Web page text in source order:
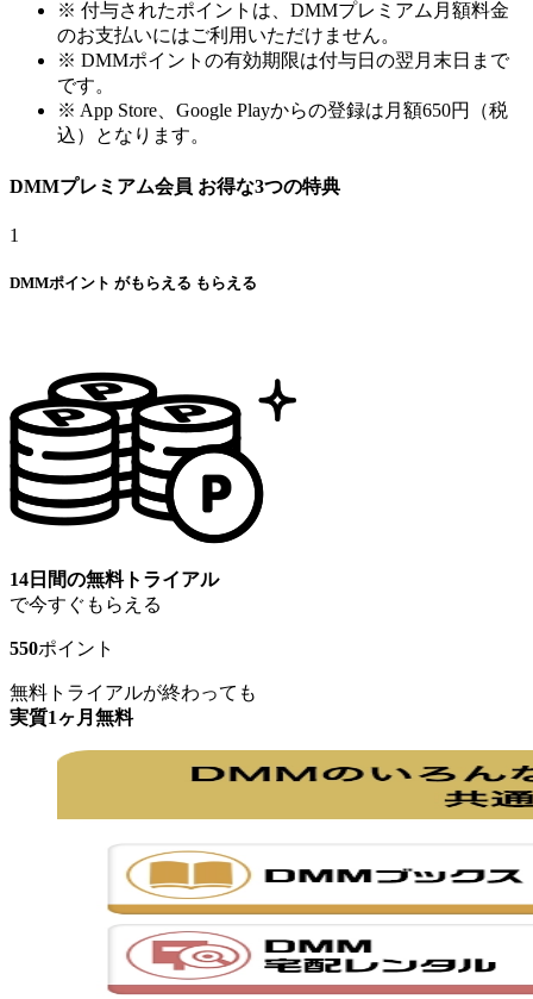
※ 付与されたポイントは、DMMプレミアム月額料金
のお支払いにはご利用いただけません。
※ DMMポイントの有効期限は付与日の翌月末日まで
です。
※ App Store、Google Playからの登録は月額650円（税
込）となります。
DMMプレミアム会員 お得な3つの特典
1
DMMポイント がもらえる もらえる
14日間の無料トライアル
で今すぐもらえる
550ポイント
無料トライアルが終わっても
実質1ヶ月無料